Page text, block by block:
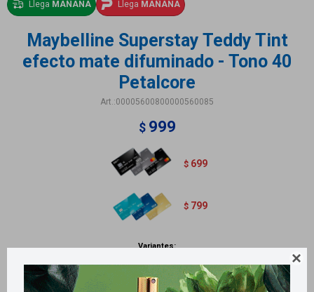

Llega MAÑANA Llega MAÑANA
Maybelline Superstay Teddy Tint
efecto mate difuminado - Tono 40
Petalcore
00005600800000560085
$ 999
$ 699
$ 799
Variantes: